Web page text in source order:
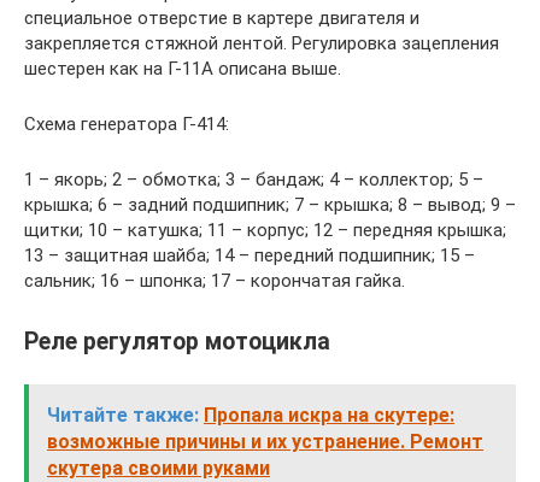
специальное отверстие в картере двигателя и
закрепляется стяжной лентой. Регулировка зацепления
шестерен как на Г-11А описана выше.
Схема генератора Г-414:
1 – якорь; 2 – обмотка; 3 – бандаж; 4 – коллектор; 5 –
крышка; 6 – задний подшипник; 7 – крышка; 8 – вывод; 9 –
щитки; 10 – катушка; 11 – корпус; 12 – передняя крышка;
13 – защитная шайба; 14 – передний подшипник; 15 –
сальник; 16 – шпонка; 17 – корончатая гайка.
Реле регулятор мотоцикла
Читайте также: Пропала искра на скутере:
возможные причины и их устранение. Ремонт
скутера своими руками